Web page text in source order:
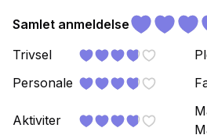
Samlet anmeldelse
Trivsel
Personale
Aktiviter